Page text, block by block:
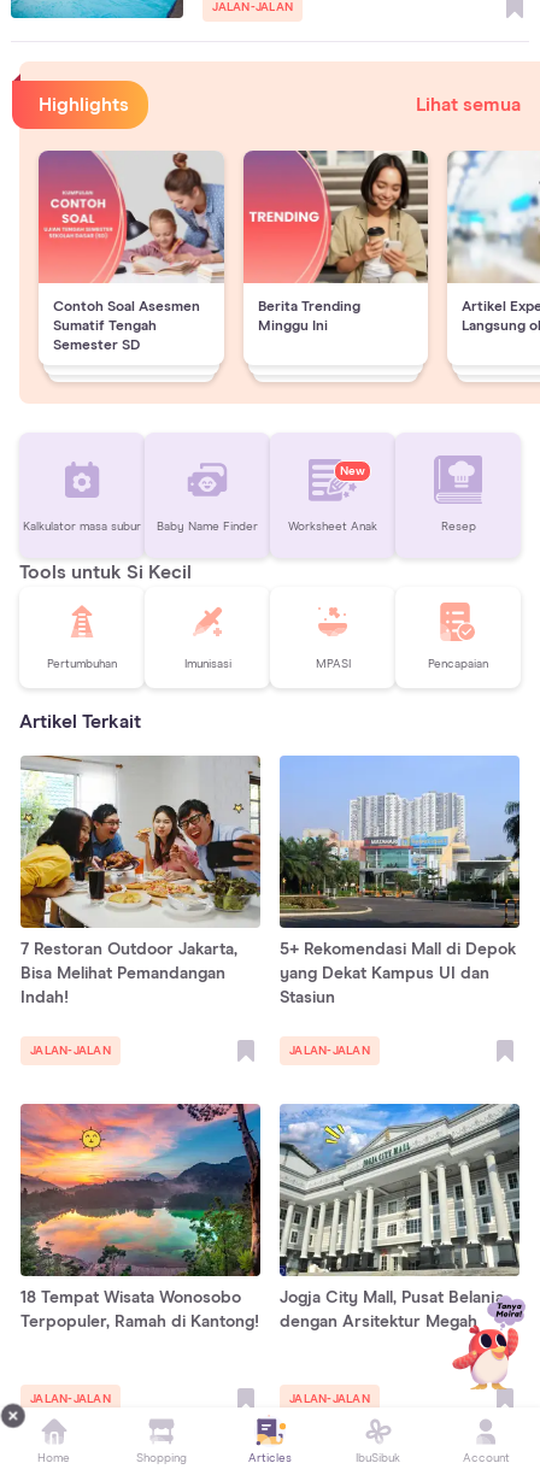
JALAN-JALAN
Highlights Lihat semua
Contoh Soal Asesmen
Sumatif Tengah
Semester SD
Berita Trending
Minggu Ini
Artikel
Langsung
Kalkulator masa subur Baby Name Finder
New
Worksheet Anak Resep
Tools untuk Si Kecil
Pertumbuhan Imunisasi MPASI Pencapaian
Artikel Terkait
7 Restoran Outdoor Jakarta,
Bisa Melihat Pemandangan
Indah!
JALAN-JALAN
5+ Rekomendasi Mall di Depok
yang Dekat Kampus UI dan
Stasiun
JALAN-JALAN
18 Tempat Wisata Wonosobo
Terpopuler, Ramah di Kantong!
JALAN-JALAN
Jogja City Mall, Pusat Belanja
dengan Arsitektur Megah
JALAN-JALAN
Home Shopping Articles IbuSibuk Account